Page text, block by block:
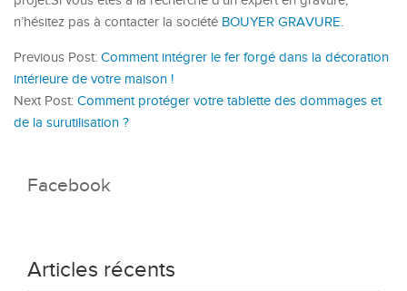
n’hésitez pas à contacter la société BOUYER GRAVURE.
Previous Post: Comment intégrer le fer forgé dans la décoration
intérieure de votre maison !
Next Post: Comment protéger votre tablette des dommages et
de la surutilisation ?
Facebook
Articles récents